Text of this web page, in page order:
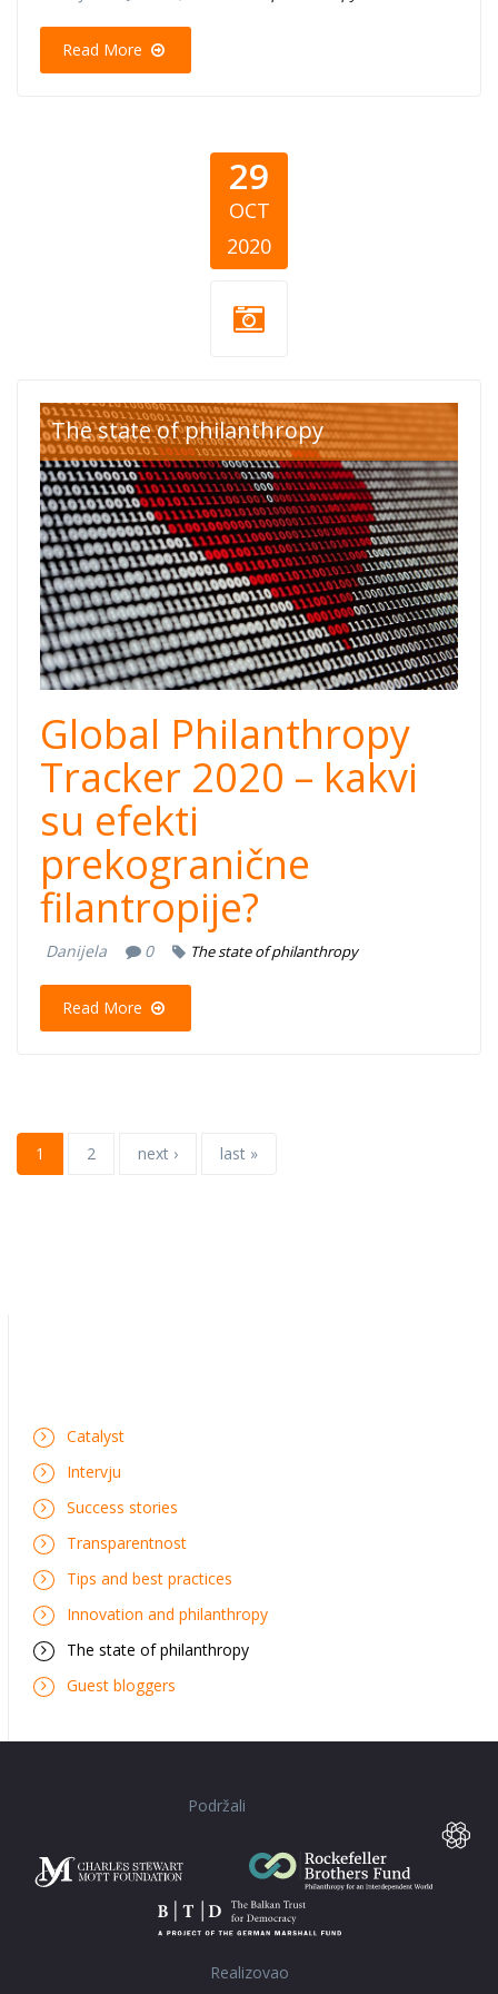
Read More
29
OCT
2020
cross-border-
philanthropy.jpg
The state of philanthropy
Global Philanthropy
Tracker 2020 – kakvi
su efekti
prekogranične
filantropije?
Danijela 0 The state of philanthropy
Read More
1 2 next › last »
Catalyst
Intervju
Success stories
Transparentnost
Tips and best practices
Innovation and philanthropy
The state of philanthropy
Guest bloggers
Podržali
Realizovao